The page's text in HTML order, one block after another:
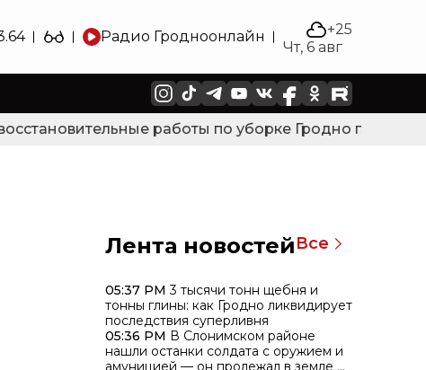
Радио Гродноонлайн
+25
Чт, 6 авг
работы по уборке Гродно
Лента новостейВсе
05:37 PM 3 тысячи тонн щебня и
тонны глины: как Гродно ликвидирует
последствия суперливня
05:36 PM В Слонимском районе
нашли останки солдата с оружием и
амуницией — он пролежал в земле 85